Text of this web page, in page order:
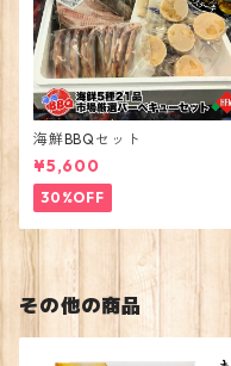
海鮮BBQセット
¥5,600
30%OFF
その他の商品